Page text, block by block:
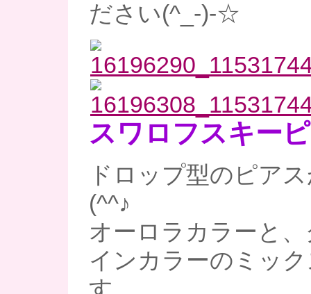
ださい(^_-)-☆
スワロフスキー
ドロップ型のピア
(^^♪
オーロラカラーと
インカラーのミッ
す。